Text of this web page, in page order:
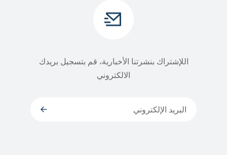
اللإشتراك بنشرتنا الأخبارية، قم بتسجيل بريدك
الالكتروني